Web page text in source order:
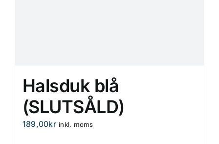
Halsduk blå
(SLUTSÅLD)
189,00kr inkl. moms